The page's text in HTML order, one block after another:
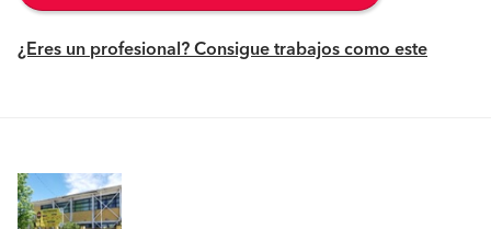
¿Eres un profesional? Consigue trabajos como este